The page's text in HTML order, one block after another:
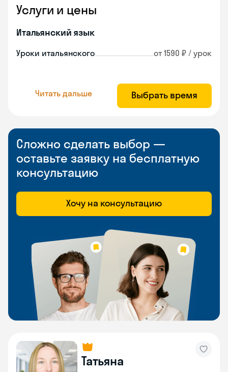
Услуги и цены
Итальянский язык
Уроки итальянского от 1590 ₽ / урок
Читать дальше Выбрать время
Сложно сделать выбор —
оставьте заявку на бесплатную
консультацию
Хочу на консультацию
Татьяна